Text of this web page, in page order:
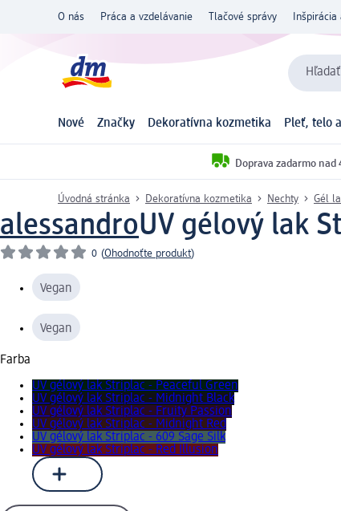
O nás Práca a vzdelávanie Tlačové správy
Nové Značky Dekoratívna kozmetika Pleť, telo
Doprava zadarmo nad
Úvodná stránka Dekoratívna kozmetika Nechty Gél
alessandroUV gélový lak
0 (Ohodnoťte produkt)
Vegan
Vegan
Farba
UV gélový lak Striplac - Peaceful Green
UV gélový lak Striplac - Midnight Black
UV gélový lak Striplac - Fruity Passion
UV gélový lak Striplac - Midnight Red
UV gélový lak Striplac - 609 Sage Silk
UV gélový lak Striplac - Red Illusion